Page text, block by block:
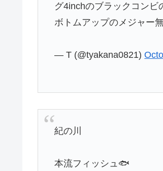
グ4inchのブラックコンビ
ボトムアップのメジャー
— T (@tyakana0821)
紀の川
本流フィッシュ🐟